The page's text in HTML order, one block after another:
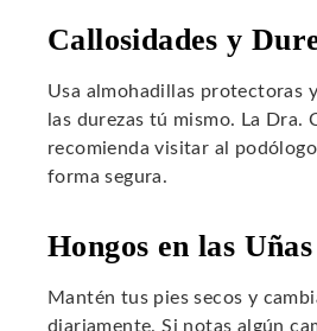
Callosidades y
Usa almohadillas protectoras
las durezas tú mismo. La Dra.
recomienda visitar al
forma segura.
Hongos en las Uñas
Mantén tus pies secos y
diariamente. Si notas algún